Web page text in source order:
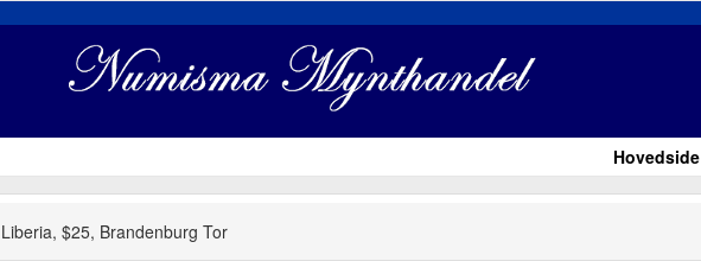
Hovedside
Liberia, $25, Brandenburg Tor